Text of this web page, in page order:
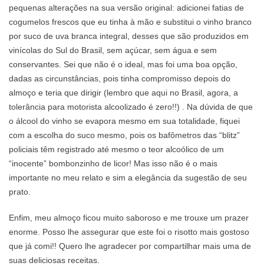
pequenas alterações na sua versão original: adicionei fatias de
cogumelos frescos que eu tinha à mão e substitui o vinho branco
por suco de uva branca integral, desses que são produzidos em
vinícolas do Sul do Brasil, sem açúcar, sem água e sem
conservantes. Sei que não é o ideal, mas foi uma boa opção,
dadas as circunstâncias, pois tinha compromisso depois do
almoço e teria que dirigir (lembro que aqui no Brasil, agora, a
tolerância para motorista alcoolizado é zero!!) . Na dúvida de que
o álcool do vinho se evapora mesmo em sua totalidade, fiquei
com a escolha do suco mesmo, pois os bafômetros das “blitz”
policiais têm registrado até mesmo o teor alcoólico de um
“inocente” bombonzinho de licor! Mas isso não é o mais
importante no meu relato e sim a elegância da sugestão de seu
prato.
Enfim, meu almoço ficou muito saboroso e me trouxe um prazer
enorme. Posso lhe assegurar que este foi o risotto mais gostoso
que já comi!! Quero lhe agradecer por compartilhar mais uma de
suas deliciosas receitas.